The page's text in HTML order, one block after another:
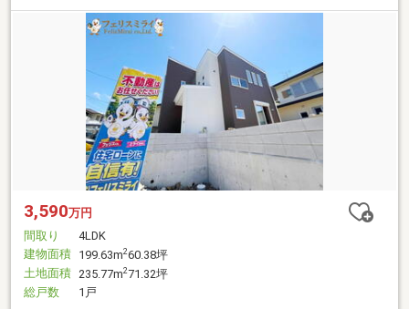
3,590万円
間取り
4LDK
建物面積 199.63m260.38坪
土地面積 235.77m271.32坪
総戸数
1戸